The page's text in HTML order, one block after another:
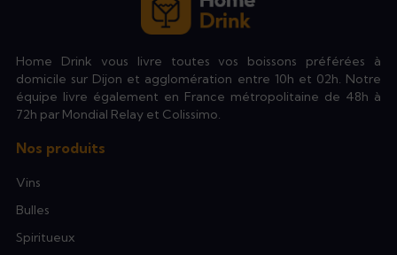
Home Drink vous livre toutes vos boissons préférées à
domicile sur Dijon et agglomération entre 10h et 02h. Notre
équipe livre également en France métropolitaine de 48h à
72h par Mondial Relay et Colissimo.
Nos produits
Vins
Bulles
Spiritueux